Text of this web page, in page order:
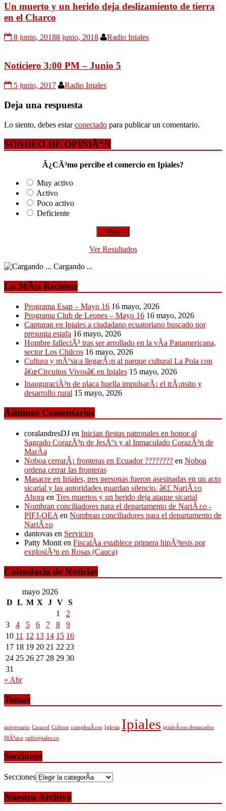
Un muerto y un herido deja deslizamiento de tierra
en el Charco
8 junio, 20188 junio, 2018 Radio Ipiales
Noticiero 3:00 PM – Junio 5
5 junio, 2017 Radio Ipiales
Deja una respuesta
Lo siento, debes estarconectado para publicar un comentario.
SONDEO DE OPINIÃ“N
Â¿CÃ³mo percibe el comercio en Ipiales?
Muy activo
Activo
Poco activo
Deficiente
Ver Resultados
Cargando ...
Lo MÃ¡s Reciente
Programa Esap – Mayo 16 16 mayo, 2026
Programa Club de Leones – Mayo 16 16 mayo, 2026
Capturan en Ipiales a ciudadano ecuatoriano buscado por
presunta estafa 16 mayo, 2026
Hombre falleciÃ³ tras ser arrollado en la vÃ­a Panamericana,
sector Los Chilcos 16 mayo, 2026
Cultura y mÃºsica llegarÃ¡n al parque cultural La Pola con
â€œCircuitos Vivosâ€ en Ipiales 15 mayo, 2026
InauguraciÃ³n de placa huella impulsarÃ¡ el trÃ¡nsito y
desarrollo rural 15 mayo, 2026
Ãšltimos Comentarios
coralandresDJ en Inician fiestas patronales en honor al
Sagrado CorazÃ³n de JesÃºs y al Inmaculado CorazÃ³n de
MarÃ­a
Noboa cerrarÃ¡ fronteras en Ecuador ???????? en Noboa
ordena cerrar las fronteras
Masacre en Ipiales, tres personas fueron asesinadas en un acto
sicarial y las autoridades guardan silencio. â€£ NariÃ±o
Ahora en Tres muertos y un herido deja ataque sicarial
Nombran conciliadores para el departamento de NariÃ±o -
PIFJ-OEA en Nombran conciliadores para el departamento de
NariÃ±o
dantovas en Servicios
Patty Montt en FiscalÃ­a establece primera hipÃ³tesis por
explosiÃ³n en Rosas (Cauca)
Calendario de Noticias
mayo 2026
D L M X J V S
1
2
3
4 5 6 7 8
9
10 11 12 13 14 15 16
17 18 19 20 21 22 23
24 25 26 27 28 29 30
31
« Abr
Temas
aniversario Caracol Cultura cumpleaÃ±os Iglesia Ipiales ipialeÃ±os destacados
MÃºsica radioipiales.co
Secciones
Secciones
Nuestro Archivo